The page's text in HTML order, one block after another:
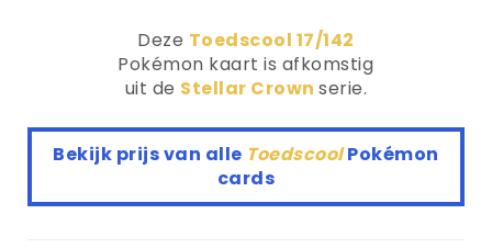
Deze Toedscool 17/142
Pokémon kaart is afkomstig
uit de Stellar Crownserie.
Bekijk prijs van alle ToedscoolPokémon
cards